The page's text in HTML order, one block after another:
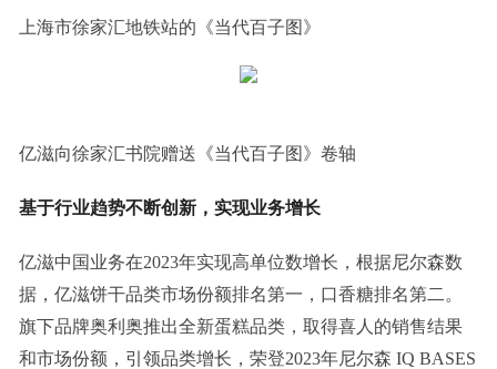
上海市徐家汇地铁站的《当代百子图》
亿滋向徐家汇书院赠送《当代百子图》卷轴
基于行业趋势不断创新，实现业务增长
亿滋中国业务在2023年实现高单位数增长，根据尼尔森数
据，亿滋饼干品类市场份额排名第一，口香糖排名第二。
旗下品牌奥利奥推出全新蛋糕品类，取得喜人的销售结果
和市场份额，引领品类增长，荣登2023年尼尔森 IQ BASES